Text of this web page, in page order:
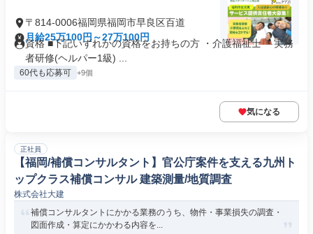
〒814-0006福岡県福岡市早良区百道
月給25万100円～27万100円
資格 ■下記いずれかの資格をお持ちの方 ・介護福祉士 ・実務
者研修(ヘルパー1級) ...
60代も応募可 +9個
気になる
正社員
【福岡/補償コンサルタント】官公庁案件を支える九州ト
ップクラス補償コンサル 建築測量/地質調査
株式会社大建
補償コンサルタントにかかる業務のうち、物件・事業損失の調査・
図面作成・算定にかかわる内容を...